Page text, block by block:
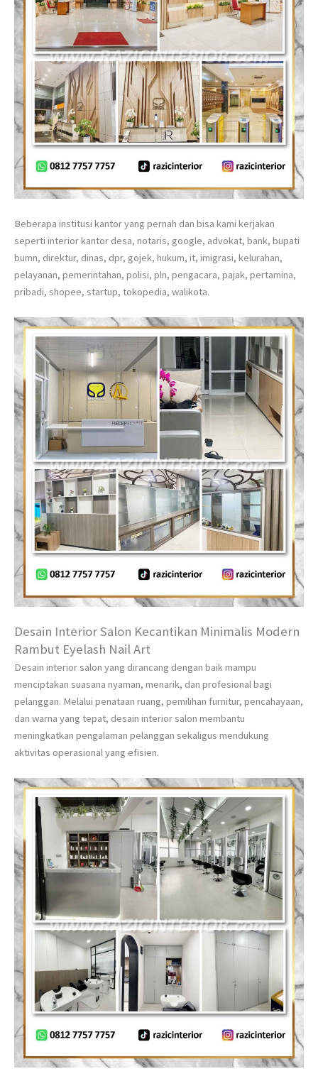
Beberapa institusi kantor yang pernah dan bisa kami kerjakan
seperti interior kantor desa, notaris, google, advokat, bank, bupati
bumn, direktur, dinas, dpr, gojek, hukum, it, imigrasi, kelurahan,
pelayanan, pemerintahan, polisi, pln, pengacara, pajak, pertamina,
pribadi, shopee, startup, tokopedia, walikota.
Desain Interior Salon Kecantikan Minimalis Modern
Rambut Eyelash Nail Art
Desain interior salon yang dirancang dengan baik mampu
menciptakan suasana nyaman, menarik, dan profesional bagi
pelanggan. Melalui penataan ruang, pemilihan furnitur, pencahayaan,
dan warna yang tepat, desain interior salon membantu
meningkatkan pengalaman pelanggan sekaligus mendukung
aktivitas operasional yang efisien.